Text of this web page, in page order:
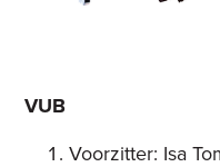
VUB
Voorzitter: Isa